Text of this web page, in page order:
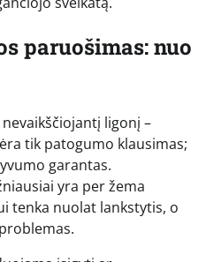
paruošimas: nuo
ligonį –
tik patogumo klausimas;
garantas.
yra per žema
tenka nuolat lankstytis, o